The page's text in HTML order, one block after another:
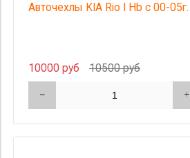
Авточехлы KIA Rio I Hb c 00-05г.
10000 руб 10500 руб